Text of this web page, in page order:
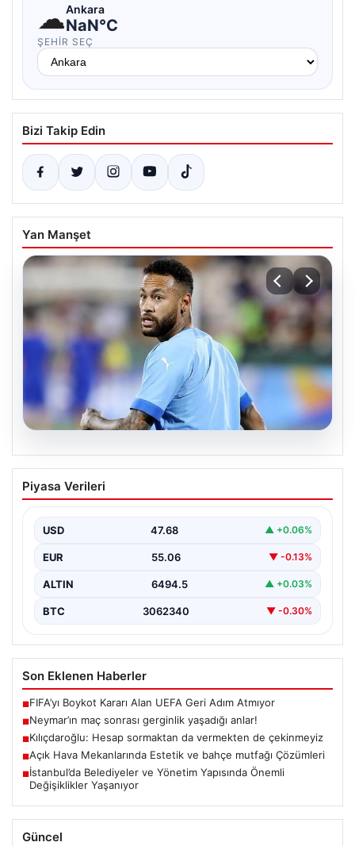
☁Ankara
NaN°C
ŞEHIR SEÇ
Bizi Takip Edin
Yan Manşet
Neymar’ın maç sonrası gerginlik
yaşadığı anlar!
Piyasa Verileri
USD 47.68 ▲ +0.06%
EUR 55.06 ▼ -0.13%
ALTIN 6494.5 ▲ +0.03%
BTC 3062340 ▼ -0.30%
Son Eklenen Haberler
■FIFA’yı Boykot Kararı Alan UEFA Geri Adım Atmıyor
■Neymar’ın maç sonrası gerginlik yaşadığı anlar!
■Kılıçdaroğlu: Hesap sormaktan da vermekten de çekinmeyiz
■Açık Hava Mekanlarında Estetik ve bahçe mutfağı Çözümleri
■İstanbul’da Belediyeler ve Yönetim Yapısında Önemli
Değişiklikler Yaşanıyor
Güncel